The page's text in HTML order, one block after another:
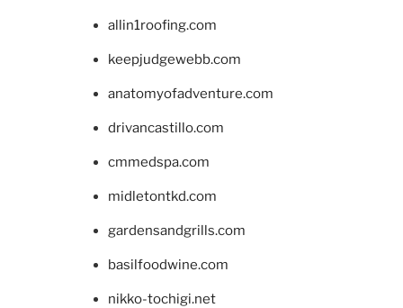
allin1roofing.com
keepjudgewebb.com
anatomyofadventure.com
drivancastillo.com
cmmedspa.com
midletontkd.com
gardensandgrills.com
basilfoodwine.com
nikko-tochigi.net